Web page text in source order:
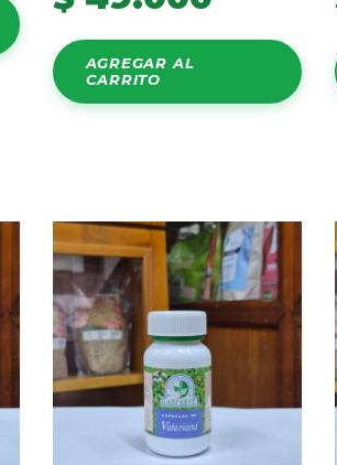
AGREGAR AL
CARRITO